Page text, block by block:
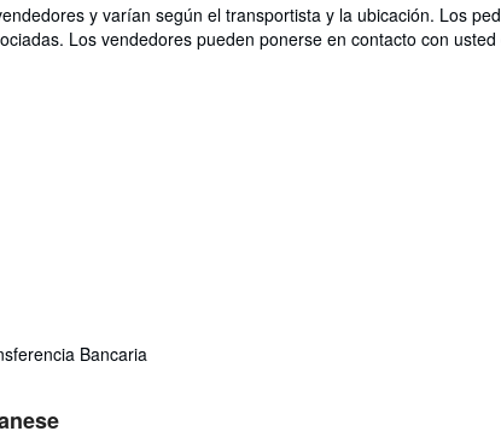
y varían según el transportista y la ubicación. Los
Los vendedores pueden ponerse en contacto con
Bancaria